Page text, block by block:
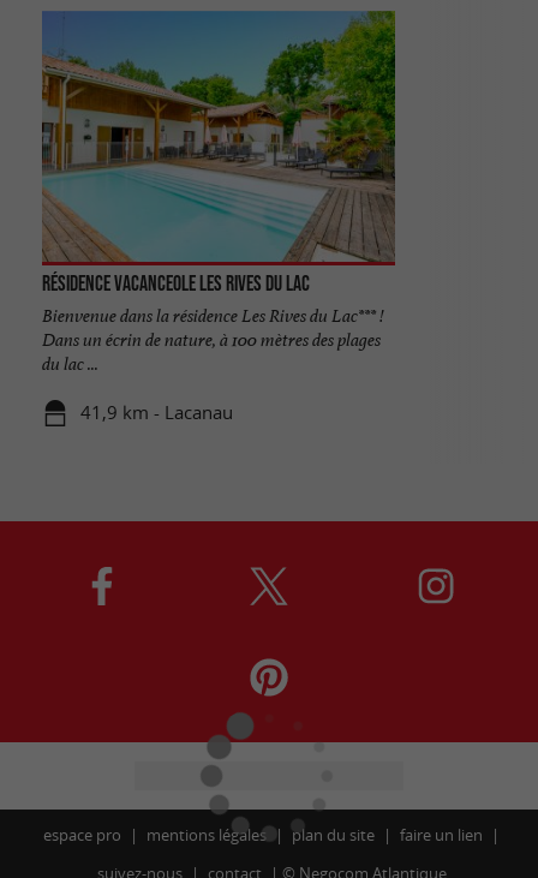
Résidence Vacanceole les Rives du Lac
Bienvenue dans la résidence Les Rives du Lac*** !
Dans un écrin de nature, à 100 mètres des plages
du lac ...
41,9 km - Lacanau
espace pro mentions légales plan du site
faire un lien